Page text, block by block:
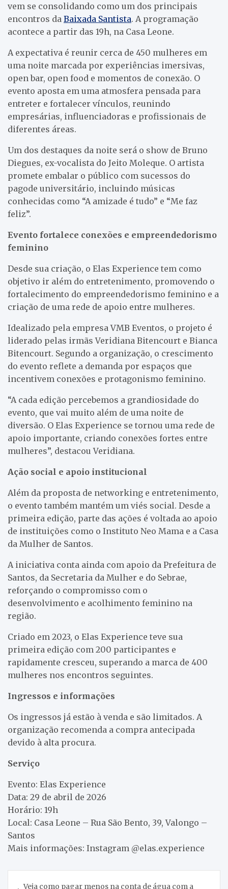
vem se consolidando como um dos principais
encontros da Baixada Santista. A programação
acontece a partir das 19h, na Casa Leone.
A expectativa é reunir cerca de 450 mulheres em
uma noite marcada por experiências imersivas,
open bar, open food e momentos de conexão. O
evento aposta em uma atmosfera pensada para
entreter e fortalecer vínculos, reunindo
empresárias, influenciadoras e profissionais de
diferentes áreas.
Um dos destaques da noite será o show de Bruno
Diegues, ex-vocalista do Jeito Moleque. O artista
promete embalar o público com sucessos do
pagode universitário, incluindo músicas
conhecidas como “A amizade é tudo” e “Me faz
feliz”.
Evento fortalece conexões e empreendedorismo
feminino
Desde sua criação, o Elas Experience tem como
objetivo ir além do entretenimento, promovendo o
fortalecimento do empreendedorismo feminino e a
criação de uma rede de apoio entre mulheres.
Idealizado pela empresa VMB Eventos, o projeto é
liderado pelas irmãs Veridiana Bitencourt e Bianca
Bitencourt. Segundo a organização, o crescimento
do evento reflete a demanda por espaços que
incentivem conexões e protagonismo feminino.
“A cada edição percebemos a grandiosidade do
evento, que vai muito além de uma noite de
diversão. O Elas Experience se tornou uma rede de
apoio importante, criando conexões fortes entre
mulheres”, destacou Veridiana.
Ação social e apoio institucional
Além da proposta de networking e entretenimento,
o evento também mantém um viés social. Desde a
primeira edição, parte das ações é voltada ao apoio
de instituições como o Instituto Neo Mama e a Casa
da Mulher de Santos.
A iniciativa conta ainda com apoio da Prefeitura de
Santos, da Secretaria da Mulher e do Sebrae,
reforçando o compromisso com o
desenvolvimento e acolhimento feminino na
região.
Criado em 2023, o Elas Experience teve sua
primeira edição com 200 participantes e
rapidamente cresceu, superando a marca de 400
mulheres nos encontros seguintes.
Ingressos e informações
Os ingressos já estão à venda e são limitados. A
organização recomenda a compra antecipada
devido à alta procura.
Serviço
Evento: Elas Experience
Data: 29 de abril de 2026
Horário: 19h
Local: Casa Leone – Rua São Bento, 39, Valongo –
Santos
Mais informações: Instagram @elas.experience
Veja como pagar menos na conta de água com a